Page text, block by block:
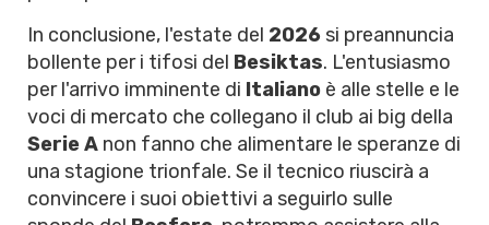
In conclusione, l'estate del 2026 si preannuncia
bollente per i tifosi del Besiktas. L'entusiasmo
per l'arrivo imminente di Italiano è alle stelle e le
voci di mercato che collegano il club ai big della
Serie A non fanno che alimentare le speranze di
una stagione trionfale. Se il tecnico riuscirà a
convincere i suoi obiettivi a seguirlo sulle